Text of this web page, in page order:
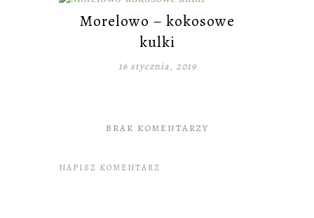
Morelowo – kokosowe
kulki
16 stycznia, 2019
BRAK KOMENTARZY
NAPISZ KOMENTARZ